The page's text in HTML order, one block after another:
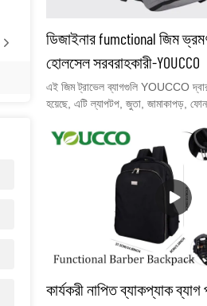
ডিজাইনার fumctional জিম
হোলসেল সরবরাহকারী-YOUCCO
এই জিম ট্রাভেল ব্যাগগুলি YOUCCO
হয়েছে, এটি ল্যাপটপ, জুতা, জামাকাপড়,
YOUCCO MOQ 5 পিসি সহ স্টক
ড্রপ-শিপিং সমর্থন করে।আপনার যদি কোন
মাধ্যমে আমাদের সাথে যোগাযোগ করতে দ্বিধা
না:bella@youcco.com অথবা
15160079258
কার্যকরী নাপিত ব্যাকপ্যাক ব্যাগ